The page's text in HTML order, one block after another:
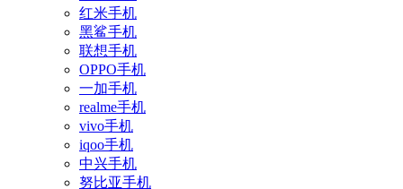
红米手机
黑鲨手机
联想手机
OPPO手机
一加手机
realme手机
vivo手机
iqoo手机
中兴手机
努比亚手机